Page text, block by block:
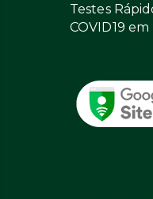
Testes
COVID19 em